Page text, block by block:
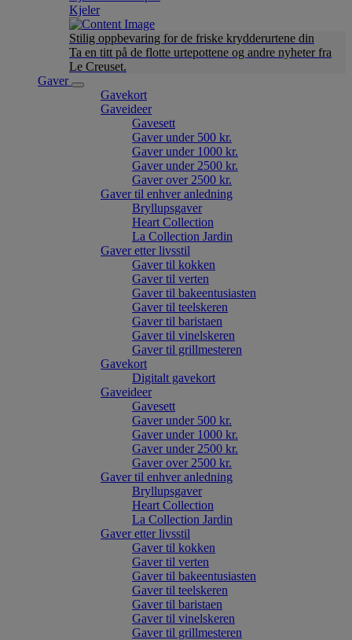
Kjeler
Stilig oppbevaring for de friske krydderurtene din
Ta en titt på de flotte urtepottene og andre nyheter fra
Le Creuset.
Gaver
Gavekort
Gaveideer
Gavesett
Gaver under 500 kr.
Gaver under 1000 kr.
Gaver under 2500 kr.
Gaver over 2500 kr.
Gaver til enhver anledning
Bryllupsgaver
Heart Collection
La Collection Jardin
Gaver etter livsstil
Gaver til kokken
Gaver til verten
Gaver til bakeentusiasten
Gaver til teelskeren
Gaver til baristaen
Gaver til vinelskeren
Gaver til grillmesteren
Gavekort
Digitalt gavekort
Gaveideer
Gavesett
Gaver under 500 kr.
Gaver under 1000 kr.
Gaver under 2500 kr.
Gaver over 2500 kr.
Gaver til enhver anledning
Bryllupsgaver
Heart Collection
La Collection Jardin
Gaver etter livsstil
Gaver til kokken
Gaver til verten
Gaver til bakeentusiasten
Gaver til teelskeren
Gaver til baristaen
Gaver til vinelskeren
Gaver til grillmesteren